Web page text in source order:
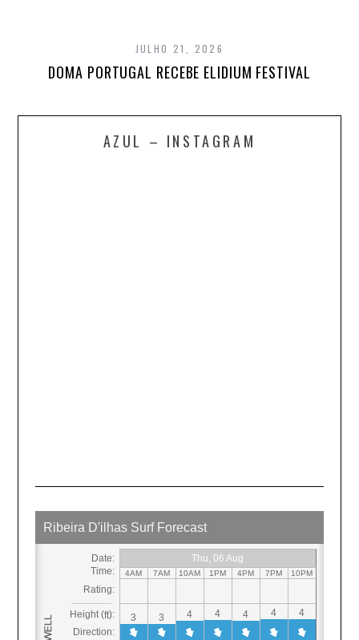
JULHO 21, 2026
DOMA PORTUGAL RECEBE ELIDIUM FESTIVAL
AZUL – INSTAGRAM